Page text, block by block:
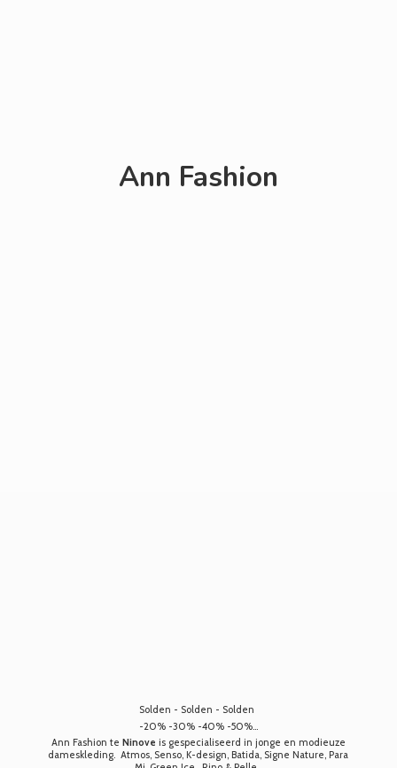
Ann Fashion
Solden - Solden - Solden
-20% -30% -40% -50%...
Ann Fashion te Ninove is gespecialiseerd in jonge en modieuze
dameskleding. Atmos, Senso, K-design, Batida, Signe Nature, Para